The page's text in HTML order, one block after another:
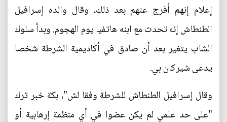
إعلام إنهم أفرج عنهم بعد ذلك، وقال والده إسرافيل
الطنطاش إنه تحدث مع ابنه هاتفيا يوم الهجوم. وبدأ سلوك
الشاب يتغير بعد أن صادق في أكاديمية الشرطة شخصا
يدعى شيركان بي.
وقال إسرافيل الطنطاش للشرطة وفقا لش"، بكة خبر ترك
"على حد علمي لم يكن عضوا في أي منظمة إرهابية أو